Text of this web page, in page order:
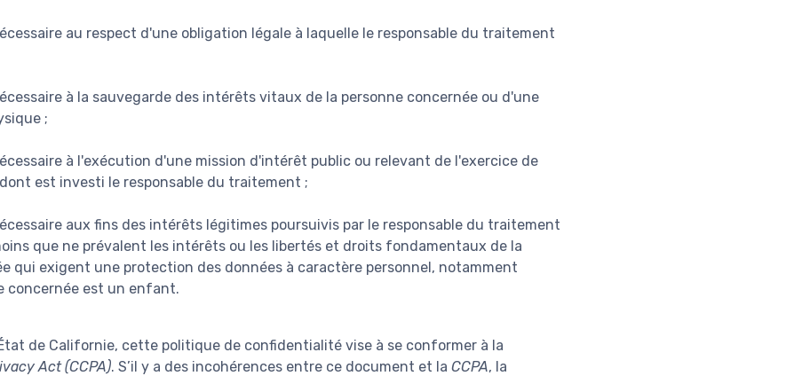
au respect d'une obligation légale à laquelle le responsable du traitement
à la sauvegarde des intérêts vitaux de la personne concernée ou d'une
;
à l'exécution d'une mission d'intérêt public ou relevant de l'exercice de
est investi le responsable du traitement ;
aux fins des intérêts légitimes poursuivis par le responsable du traitement
que ne prévalent les intérêts ou les libertés et droits fondamentaux de la
qui exigent une protection des données à caractère personnel, notamment
concernée est un enfant.
de Californie, cette politique de confidentialité vise à se conformer à la
Act (CCPA). S’il y a des incohérences entre ce document et la CCPA, la